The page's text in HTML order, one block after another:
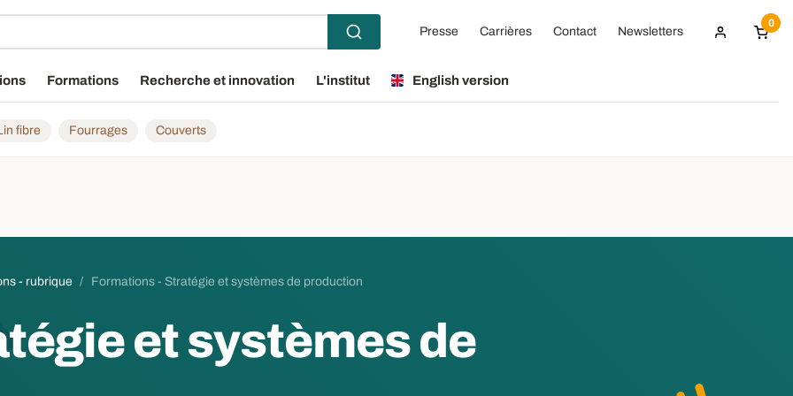
Presse Carrières Contact Newsletters
0
Formations Recherche et innovation L'institut English version
fibre Fourrages Couverts
- rubrique Formations - Stratégie et systèmes de production
et systèmes de